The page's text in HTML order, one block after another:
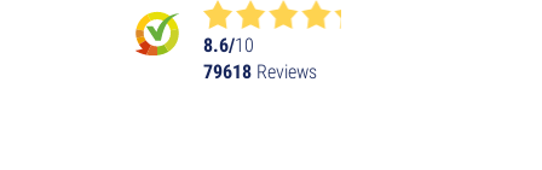
8.6/10
79618 Reviews